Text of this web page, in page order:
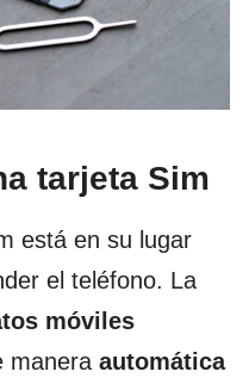
tarjeta Sim
está en su lugar
el teléfono. La
móviles
manera automática